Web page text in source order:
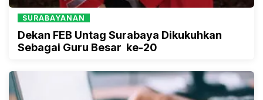
SURABAYANAN
Dekan FEB Untag Surabaya Dikukuhkan
Sebagai Guru Besar ke-20